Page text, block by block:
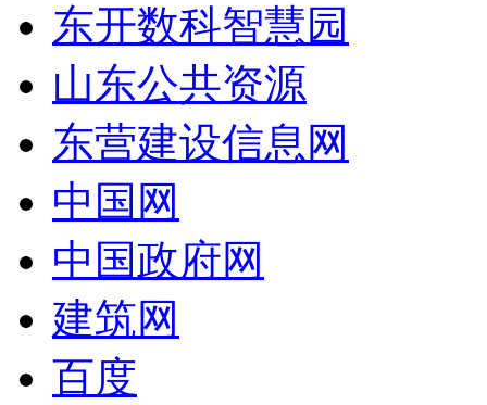
东开数科智慧园
山东公共资源
东营建设信息网
中国网
中国政府网
建筑网
百度